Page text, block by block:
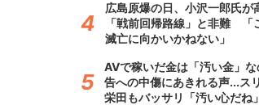
広島原爆の日、小沢一郎氏が
「戦前回帰路線」と非難 「
滅亡に向かいかねない」
AVで稼いだ金は「汚い金」
告への中傷にあきれる声...ス
栄田もバッサリ「汚い心だね」